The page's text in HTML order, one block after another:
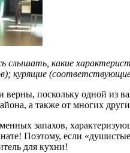
слышать, какие
курящие
верны, поскольку одной из
а также от многих
запахов,
Поэтому, если
для кухни!